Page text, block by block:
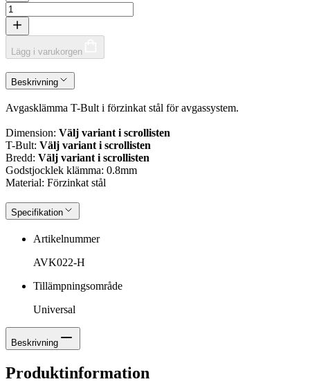
Lägg i varukorgen
Beskrivning
Avgasklämma T-Bult i förzinkat stål för avgassystem.
Dimension: Välj variant i scrollisten
T-Bult: Välj variant i scrollisten
Bredd: Välj variant i scrollisten
Godstjocklek klämma: 0.8mm
Material: Förzinkat stål
Specifikation
Artikelnummer
AVK022-H
Tillämpningsområde
Universal
Beskrivning
Produktinformation